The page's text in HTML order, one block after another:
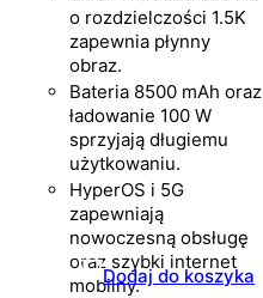
o rozdzielczości 1.5K
zapewnia płynny
obraz.
Bateria 8500 mAh oraz
ładowanie 100 W
sprzyjają długiemu
użytkowaniu.
HyperOS i 5G
zapewniają
nowoczesną obsługę
oraz szybki internet
mobilny.Dodaj do koszyka